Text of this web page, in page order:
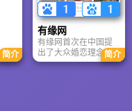
简介
有缘网
有缘网首次在中国提
出了大众婚恋理念，
并率先提出“婚恋前置”
简介